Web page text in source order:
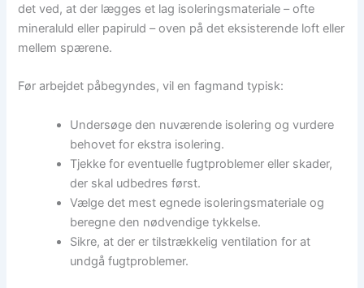
det ved, at der lægges et lag isoleringsmateriale – ofte
mineraluld eller papiruld – oven på det eksisterende loft eller
mellem spærene.
Før arbejdet påbegyndes, vil en fagmand typisk:
Undersøge den nuværende isolering og vurdere
behovet for ekstra isolering.
Tjekke for eventuelle fugtproblemer eller skader,
der skal udbedres først.
Vælge det mest egnede isoleringsmateriale og
beregne den nødvendige tykkelse.
Sikre, at der er tilstrækkelig ventilation for at
undgå fugtproblemer.